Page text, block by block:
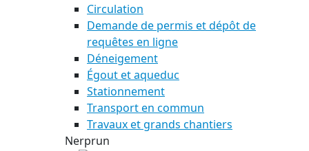
Circulation
Demande de permis et dépôt de
requêtes en ligne
Déneigement
Égout et aqueduc
Stationnement
Transport en commun
Travaux et grands chantiers
Nerprun